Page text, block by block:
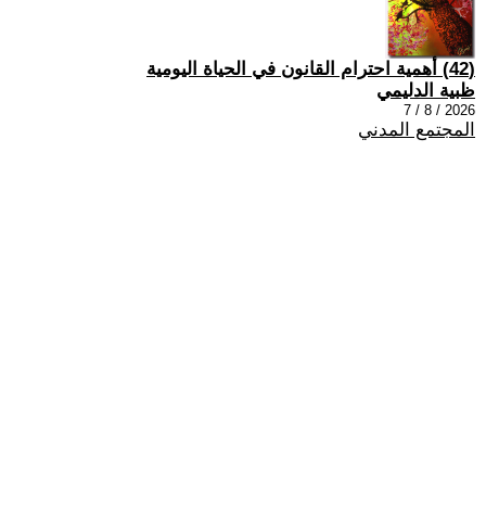
(42) أهمية احترام القانون في الحياة اليومية
ظبية الدليمي
2026 / 8 / 7
المجتمع المدني